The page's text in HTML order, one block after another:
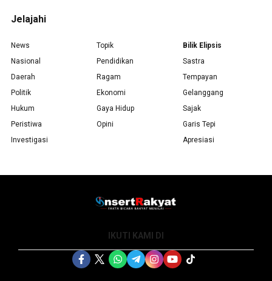
Jelajahi
News
Nasional
Daerah
Politik
Hukum
Peristiwa
Investigasi
Topik
Pendidikan
Ragam
Ekonomi
Gaya Hidup
Opini
Bilik Elipsis
Sastra
Tempayan
Gelanggang
Sajak
Garis Tepi
Apresiasi
IKUTI KAMI DI